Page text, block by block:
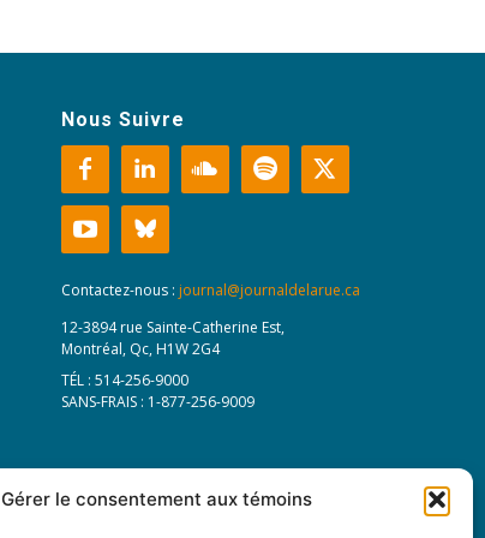
Gérer le consentement aux témoins
Nous Suivre
Contactez-nous : journal@journaldelarue.ca
12-3894 rue Sainte-Catherine Est,
Montréal, Qc, H1W 2G4
TÉL : 514-256-9000
SANS-FRAIS : 1-877-256-9009